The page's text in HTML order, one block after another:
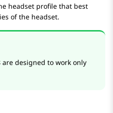
headset profile that best
of the headset.
are designed to work only